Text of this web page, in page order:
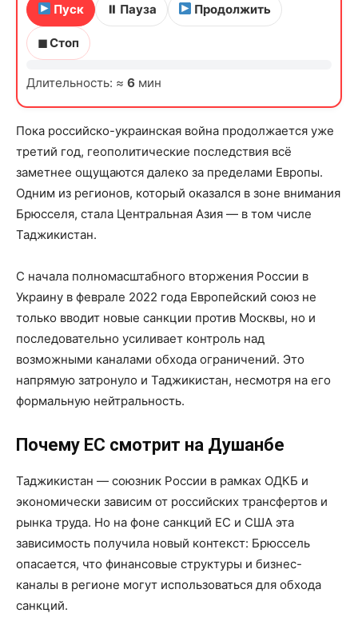
Пуск ⏸ Пауза Продолжить
◼ Стоп
Длительность: ≈6 мин
Пока российско-украинская война продолжается уже
третий год, геополитические последствия всё
заметнее ощущаются далеко за пределами Европы.
Одним из регионов, который оказался в зоне внимания
Брюсселя, стала Центральная Азия — в том числе
Таджикистан.
С начала полномасштабного вторжения России в
Украину в феврале 2022 года Европейский союз не
только вводит новые санкции против Москвы, но и
последовательно усиливает контроль над
возможными каналами обхода ограничений. Это
напрямую затронуло и Таджикистан, несмотря на его
формальную нейтральность.
Почему ЕС смотрит на Душанбе
Таджикистан — союзник России в рамках ОДКБ и
экономически зависим от российских трансфертов и
рынка труда. Но на фоне санкций ЕС и США эта
зависимость получила новый контекст: Брюссель
опасается, что финансовые структуры и бизнес-
каналы в регионе могут использоваться для обхода
санкций.